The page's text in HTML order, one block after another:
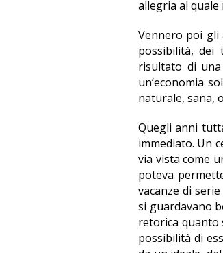
allegria al quale
Vennero poi gli
possibilità, dei
risultato di
un’economia
naturale, sana,
Quegli anni
immediato. Un
via vista come
poteva
vacanze di
si guardavano
retorica quanto
possibilità di